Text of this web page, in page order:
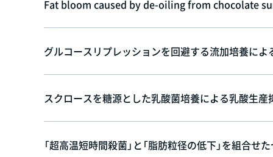
Fat bloom caused by de-oiling from chocolate
グルコースリプレッションを回避する流加培養によ
スクロースを糖源とした乳酸菌培養による乳酸生産抑
「超高温短時間殺菌」と「脂肪粒径の低下」を組合せ